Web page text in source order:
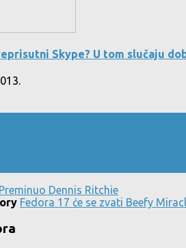
Skype? U tom slučaju
Preminuo Dennis Ritchie
Fedora 17 će se zvati Beefy